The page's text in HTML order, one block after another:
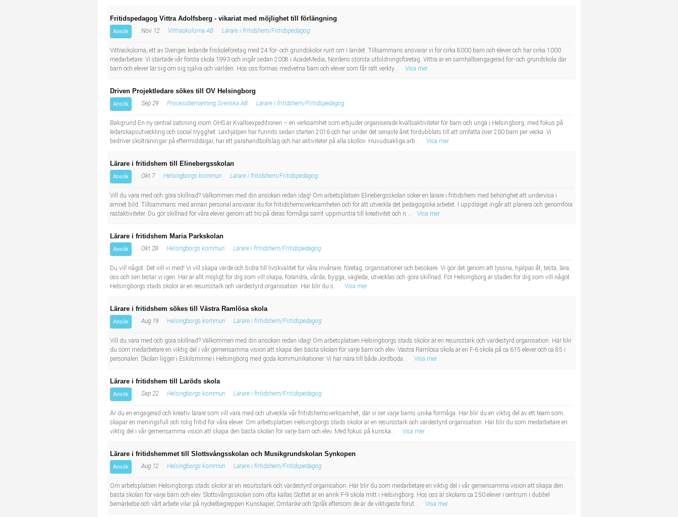
Fritidspedagog Vittra Adolfsberg - vikariat med möjlighet till förlängning
Ansök Nov 12 Vittraskolorna AB Lärare i fritidshem/Fritidspedagog
Vittraskolorna, ett av Sveriges ledande friskoleföretag med 24 för- och grundskolor runt om i landet. Tillsammans ansvarar vi för cirka 8000 barn och elever och har cirka 1000
medarbetare. Vi startade vår första skola 1993 och ingår sedan 2008 i AcadeMedia, Nordens största utbildningsföretag. Vittra är en samhällsengagerad för- och grundskola där
barn och elever lär sig om sig själva och världen. Hos oss formas medvetna barn och elever som får rätt verkty...
Visa mer
Driven Projektledare sökes till OV Helsingborg
Ansök Sep 29 Processbemanning Svenska AB Lärare i fritidshem/Fritidspedagog
Bakgrund En ny central satsning inom OHS är Kvällsexpeditionen – en verksamhet som erbjuder organiserade kvällsaktiviteter för barn och unga i Helsingborg, med fokus på
ledarskapsutveckling och social trygghet. Läxhjälpen har funnits sedan starten 2016 och har under det senaste året fördubblats till att omfatta över 200 barn per vecka. Vi
bedriver skolträningar på eftermiddagar, har ett parahandbollslag och har aktiviteter på alla skollov. Huvudsakliga arb...
Visa mer
Lärare i fritidshem till Elinebergsskolan
Ansök Okt 7 Helsingborgs kommun Lärare i fritidshem/Fritidspedagog
Vill du vara med och göra skillnad? Välkommen med din ansökan redan idag! Om arbetsplatsen Elinebergsskolan söker en lärare i fritidshem med behörighet att undervisa i
ämnet bild. Tillsammans med annan personal ansvarar du för fritidshemsverksamheten och för att utveckla det pedagogiska arbetet. I uppdraget ingår att planera och genomföra
rastaktiviteter. Du gör skillnad för våra elever genom att tro på deras förmåga samt uppmuntra till kreativitet och n...
Visa mer
Lärare i fritidshem Maria Parkskolan
Ansök Okt 28 Helsingborgs kommun Lärare i fritidshem/Fritidspedagog
Du vill något. Det vill vi med! Vi vill skapa värde och bidra till livskvalitet för våra invånare, företag, organisationer och besökare. Vi gör det genom att lyssna, hjälpas åt, testa, lära
oss och sen testar vi igen. Här är allt möjligt för dig som vill skapa, förändra, vårda, bygga, vägleda, utvecklas och göra skillnad. För Helsingborg är staden för dig som vill något.
Helsingborgs stads skolor är en resursstark och värdestyrd organisation. Här blir du s...
Visa mer
Lärare i fritidshem sökes till Västra Ramlösa skola
Ansök Aug 19 Helsingborgs kommun Lärare i fritidshem/Fritidspedagog
Vill du vara med och göra skillnad? Välkommen med din ansökan redan idag! Om arbetsplatsen Helsingborgs stads skolor är en resursstark och värdestyrd organisation. Här blir
du som medarbetare en viktig del i vår gemensamma vision att skapa den bästa skolan för varje barn och elev. Västra Ramlösa skola är en F-6 skola på ca 615 elever och ca 85 i
personalen. Skolan ligger i Eskilsminne i Helsingborg med goda kommunikationer. Vi har nära till både Jordboda...
Visa mer
Lärare i fritidshem till Laröds skola
Ansök Sep 22 Helsingborgs kommun Lärare i fritidshem/Fritidspedagog
Är du en engagerad och kreativ lärare som vill vara med och utveckla vår fritidshemsverksamhet, där vi ser varje barns unika förmåga. Här blir du en viktig del av ett team som
skapar en meningsfull och rolig fritid för våra elever. Om arbetsplatsen Helsingborgs stads skolor är en resursstark och värdestyrd organisation. Här blir du som medarbetare en
viktig del i vår gemensamma vision att skapa den bästa skolan för varje barn och elev. Med fokus på kunska...
Visa mer
Lärare i fritidshemmet till Slottsvångsskolan och Musikgrundskolan Synkopen
Ansök Aug 12 Helsingborgs kommun Lärare i fritidshem/Fritidspedagog
Om arbetsplatsen Helsingborgs stads skolor är en resursstark och värdestyrd organisation. Här blir du som medarbetare en viktig del i vår gemensamma vision att skapa den
bästa skolan för varje barn och elev. Slottsvångsskolan som ofta kallas Slottet är en anrik F-9 skola mitt i Helsingborg. Hos oss är skolans ca 250 elever i centrum i dubbel
bemärkelse och vårt arbete vilar på nyckelbegreppen Kunskaper, Omtanke och Språk eftersom de är de viktigaste förut...
Visa mer